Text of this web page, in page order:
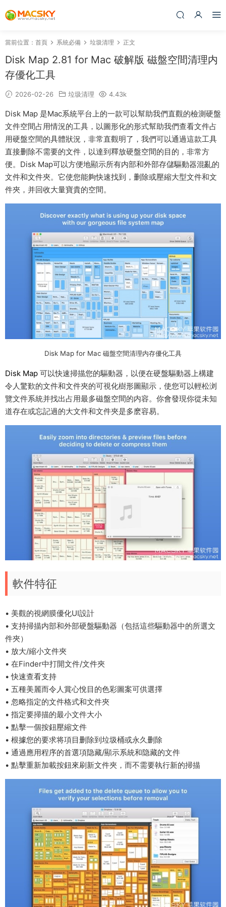
當前位置： 首頁 系統必備 垃圾清理 正文
Disk Map 2.81 for Mac 破解版 磁盤空間清理内
存優化工具
2026-02-26 垃圾清理 4.43k
Disk Map 是Mac系統平台上的一款可以幫助我們直觀的檢測硬盤
文件空間占用情況的工具，以圖形化的形式幫助我們查看文件占
用硬盤空間的具體狀況，非常直觀明了，我們可以通過這款工具
直接删除不需要的文件，以達到釋放硬盤空間的目的，非常方
便。Disk Map可以方便地顯示所有内部和外部存儲驅動器混亂的
文件和文件夾。它使您能夠快速找到，删除或壓縮大型文件和文
件夾，并回收大量寶貴的空間。
Disk Map for Mac 磁盤空間清理内存優化工具
Disk Map 可以快速掃描您的驅動器，以便在硬盤驅動器上構建
令人驚歎的文件和文件夾的可視化樹形圖顯示，使您可以輕松浏
覽文件系統并找出占用最多磁盤空間的内容。你會發現你從未知
道存在或忘記過的大文件和文件夾是多麽容易。
軟件特征
• 美觀的視網膜優化UI設計
• 支持掃描内部和外部硬盤驅動器（包括這些驅動器中的所選文
件夾）
• 放大/縮小文件夾
• 在Finder中打開文件/文件夾
• 快速查看支持
• 五種美麗而令人賞心悅目的色彩圖案可供選擇
• 忽略指定的文件格式和文件夾
• 指定要掃描的最小文件大小
• 點擊一個按鈕壓縮文件
• 根據您的要求将項目删除到垃圾桶或永久删除
• 通過應用程序的首選項隐藏/顯示系統和隐藏的文件
• 點擊重新加載按鈕來刷新文件夾，而不需要執行新的掃描